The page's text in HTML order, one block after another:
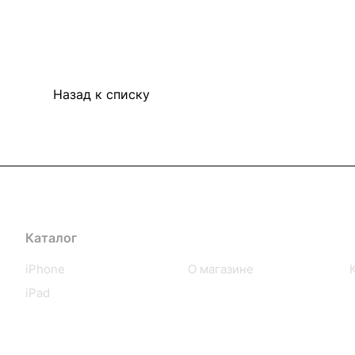
Назад к списку
Каталог
iPhone
iPad
О магазине